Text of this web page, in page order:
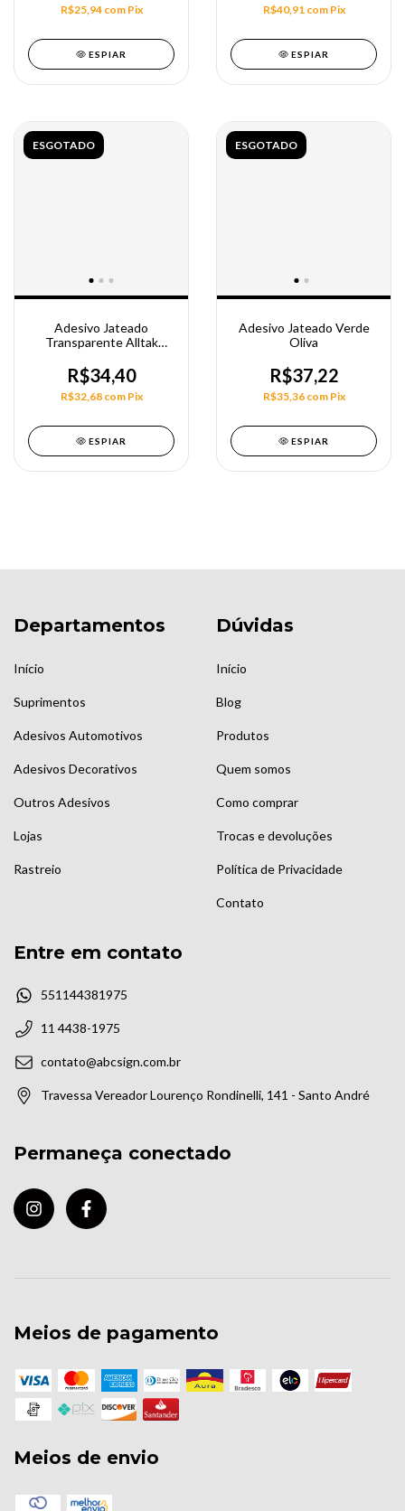
R$25,94 com Pix
ESPIAR
R$40,91 com Pix
ESPIAR
ESGOTADO
Adesivo Jateado
Transparente Alltak
R$34,40
R$32,68 com Pix
ESPIAR
ESGOTADO
Adesivo Jateado Verde
Oliva
R$37,22
R$35,36 com Pix
ESPIAR
Departamentos
Início
Suprimentos
Adesivos Automotivos
Adesivos Decorativos
Outros Adesivos
Lojas
Rastreio
Dúvidas
Início
Blog
Produtos
Quem somos
Como comprar
Trocas e devoluções
Política de Privacidade
Contato
Entre em contato
551144381975
11 4438-1975
contato@abcsign.com.br
Travessa Vereador Lourenço Rondinelli, 141 - Santo André
Permaneça conectado
Meios de pagamento
Meios de envio